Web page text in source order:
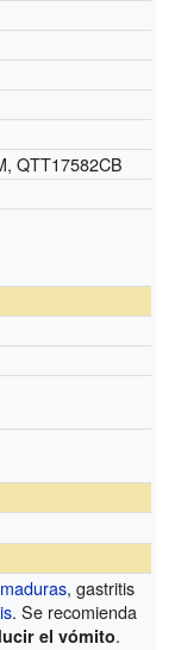
QTT17582CB
, gastritis
. Se recomienda
el vómito.